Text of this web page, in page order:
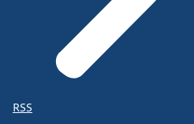
RSS